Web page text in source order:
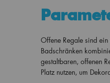
Offene Regale sind
Badschränken
gestaltbaren, offenen
Platz nutzen, um